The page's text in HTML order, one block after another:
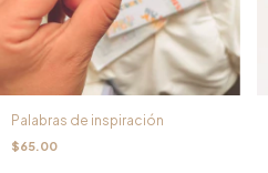
Palabras de inspiración
$65.00